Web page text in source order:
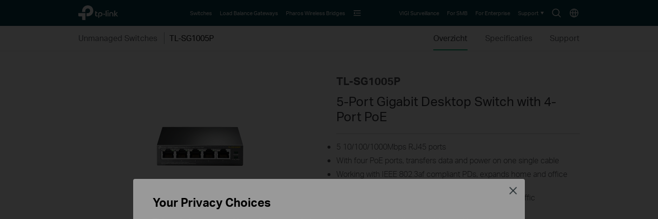
TP-Link, Reliably Smart
SearchChoose
Switches Load Balance Gateways Pharos Wireless Bridges VIGI Surveillance For SMB For Enterprise Support
Unmanaged Switches TL-SG1005P Overzicht Specificaties Support
TL-SG1005P
5-Port Gigabit Desktop Switch with 4-
Port PoE
5 10/100/1000Mbps RJ45 ports
With four PoE ports, transfers data and power on one single cable
Working with IEEE 802.3af compliant PDs, expands home and office
802.1p/DSCP QoS enable smooth latency-sensitive traffic
Your Privacy Choices
Close